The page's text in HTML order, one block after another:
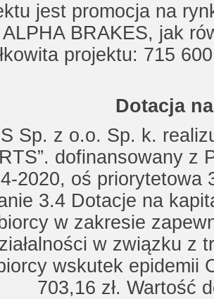
jest promocja na
BRAKES, jak
projektu: 715
Dotacja
Sp. z o.o. Sp. k.
dofinansowany z
2020, oś priorytetowa
3.4 Dotacje na
w zakresie
w związku z
wskutek epidemii
703,16 zł. Wartość